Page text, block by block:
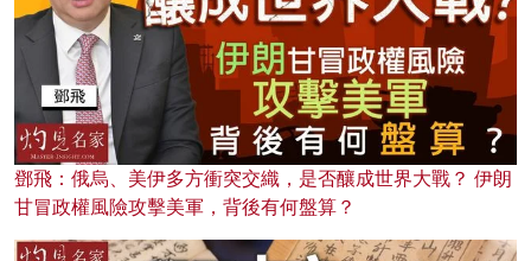
鄧飛：俄烏、美伊多方衝突交織，是否釀成世界大戰？ 伊朗
甘冒政權風險攻擊美軍，背後有何盤算？